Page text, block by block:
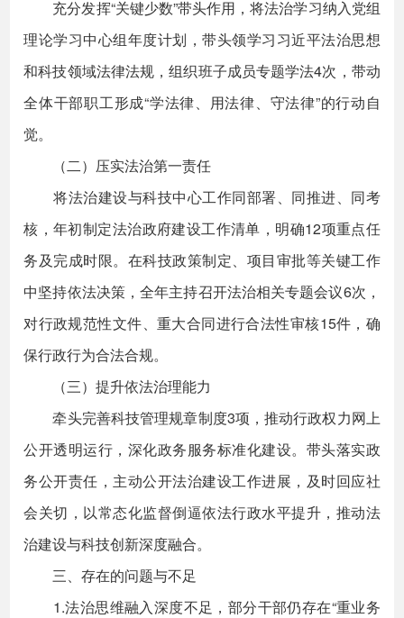
充分发挥“关键少数”带头作用，将法治学习纳入党组
理论学习中心组年度计划，带头领学习习近平法治思想
和科技领域法律法规，组织班子成员专题学法4次，带动
全体干部职工形成“学法律、用法律、守法律”的行动自
觉。
（二）压实法治第一责任
将法治建设与科技中心工作同部署、同推进、同考
核，年初制定法治政府建设工作清单，明确12项重点任
务及完成时限。在科技政策制定、项目审批等关键工作
中坚持依法决策，全年主持召开法治相关专题会议6次，
对行政规范性文件、重大合同进行合法性审核15件，确
保行政行为合法合规。
（三）提升依法治理能力
牵头完善科技管理规章制度3项，推动行政权力网上
公开透明运行，深化政务服务标准化建设。带头落实政
务公开责任，主动公开法治建设工作进展，及时回应社
会关切，以常态化监督倒逼依法行政水平提升，推动法
治建设与科技创新深度融合。
三、存在的问题与不足
1.法治思维融入深度不足，部分干部仍存在“重业务